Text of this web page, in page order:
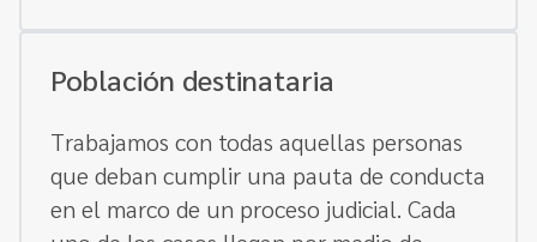
Población destinataria
Trabajamos con todas aquellas personas
que deban cumplir una pauta de conducta
en el marco de un proceso judicial. Cada